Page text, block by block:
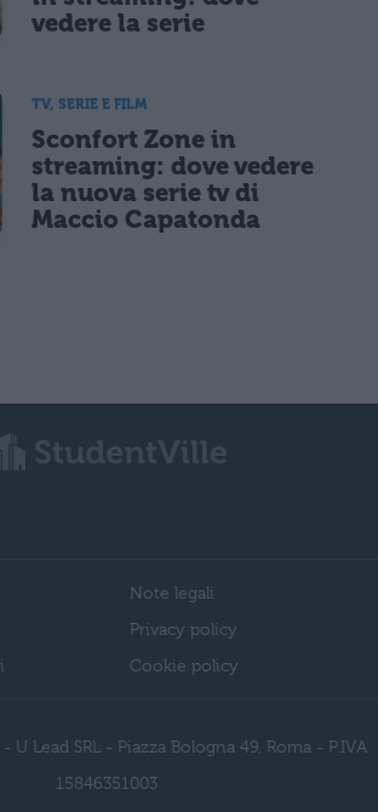
vedere la serie
TV, SERIE E FILM
Sconfort Zone in
streaming: dove vedere
la nuova serie tv di
Maccio Capatonda
Note legali
Privacy policy
Cookie policy
Lead SRL - Piazza Bologna 49, Roma - P.IVA
15846351003